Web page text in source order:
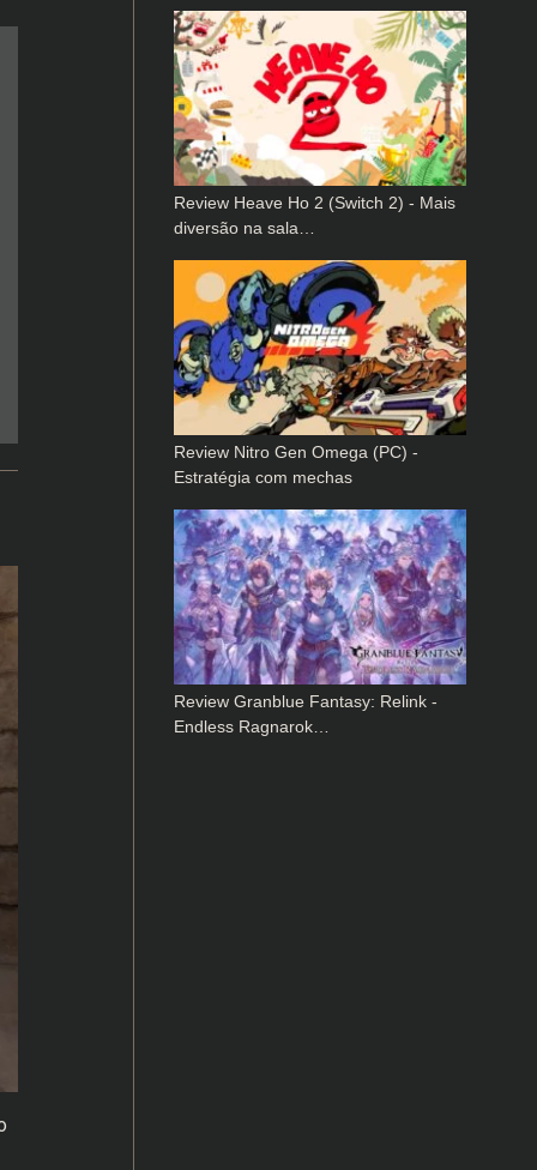
Review Heave Ho 2 (Switch 2) - Mais
diversão na sala…
Review Nitro Gen Omega (PC) -
Estratégia com mechas
Review Granblue Fantasy: Relink -
Endless Ragnarok…